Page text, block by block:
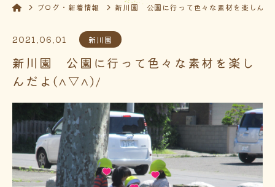
ブログ・新着情報 新川園 公園に行って色々な素材を楽しん
2021.06.01 新川園
新川園 公園に行って色々な素材を楽し
んだよ(^▽^)/